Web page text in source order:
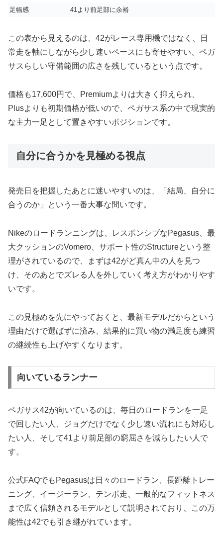
足幅感
41より前足部に余裕
この表から見えるのは、42がレース専用機ではなく、日
常走を軸にしながら少し速いペースにも寄せやすい、ペガ
サスらしい守備範囲の広さを残しているという点です。
価格も17,600円で、Premiumよりは大きく抑えられ、
Plusよりも初期価格が低いので、ペガサス系の中で現実的
な主力一足として置きやすいポジションです。
自分に合うかを見極める視点
発売日を把握したあとに迷いやすいのは、「結局、自分に
合うのか」という一番大事な問いです。
Nikeのロードランニングは、レスポンシブなPegasus、最
大クッションのVomero、サポート性のStructureという整
理がされているので、まずは42がど真ん中の人を見つ
け、そのあとでズレる人を外していく考え方がわかりやす
いです。
この見極めを先にやっておくと、最新モデルだからという
理由だけで選ばずに済み、結果的に買い物の満足度も練習
の継続性も上げやすくなります。
向いているランナー
ペガサス42が向いているのは、毎日のロードランを一足
で回したい人、ジョグだけでなく少し速い流れにも対応し
たい人、そして41より前足部の窮屈さを減らしたい人で
す。
公式FAQでもPegasusは日々のロードラン、長距離トレー
ニング、イージーラン、テンポ走、一般的なフィットネス
まで広く信頼されるモデルとして説明されており、この万
能性は42でも引き継がれています。